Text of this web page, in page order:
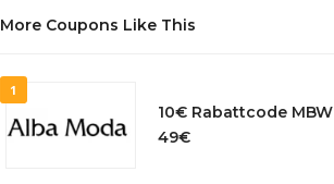
More Coupons Like This
1
10€ Rabattcode MBW
49€